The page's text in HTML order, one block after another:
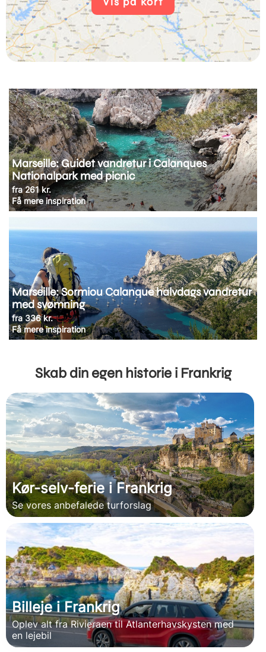
Marseille: Guidet vandretur i Calanques
Nationalpark med picnic
fra 261 kr.
Få mere inspiration
Marseille: Sormiou Calanque halvdags vandretur
med svømning
fra 336 kr.
Få mere inspiration
Skab din egen historie i Frankrig
Kør-selv-ferie i Frankrig
Se vores anbefalede turforslag
Billeje i Frankrig
Oplev alt fra Rivieraen til Atlanterhavskysten med
en lejebil